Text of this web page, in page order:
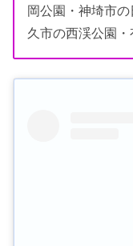
岡公園・神埼市
久市の西渓公園